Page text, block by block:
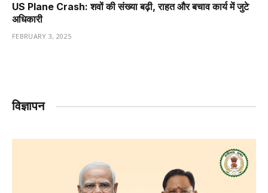
US Plane Crash: शवों की संख्या बढ़ी, राहत और बचाव कार्य में जुटे
अधिकारी
FEBRUARY 3, 2025
विज्ञापन